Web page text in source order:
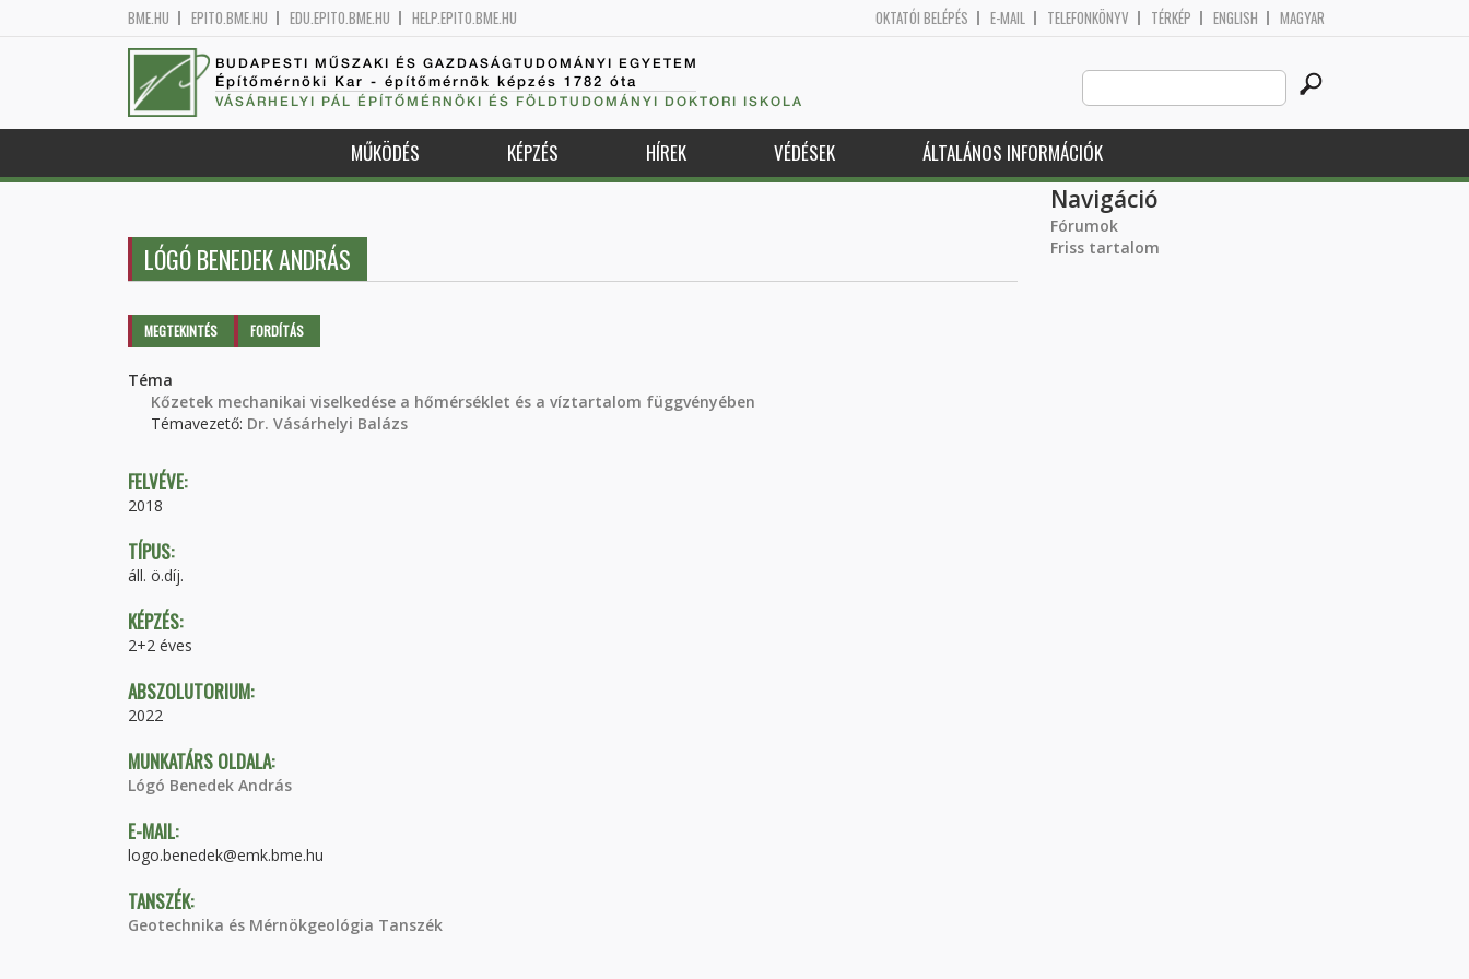
BME.HU EPITO.BME.HU EDU.EPITO.BME.HU HELP.EPITO.BME.HU OKTATÓI BELÉPÉS E-MAIL TELEFONKÖNYV TÉRKÉP ENGLISH MAGYAR
BUDAPESTI MŰSZAKI ÉS GAZDASÁGTUDOMÁNYI EGYETEM
Építőmérnöki Kar - építőmérnök képzés 1782 óta
VÁSÁRHELYI PÁL ÉPÍTŐMÉRNÖKI ÉS FÖLDTUDOMÁNYI DOKTORI ISKOLA
Search
this
site
MŰKÖDÉS KÉPZÉS HÍREK VÉDÉSEK ÁLTALÁNOS INFORMÁCIÓK
LÓGÓ BENEDEK ANDRÁS
Elsődleges fülek
MEGTEKINTÉS (AKTÍVFORDÍTÁS
Téma
Kőzetek mechanikai viselkedése a hőmérséklet és a víztartalom függvényében
Témavezető: Dr. Vásárhelyi Balázs
FELVÉVE:
2018
TÍPUS:
áll. ö.díj.
KÉPZÉS:
2+2 éves
ABSZOLUTORIUM:
2022
MUNKATÁRS OLDALA:
Lógó Benedek András
E-MAIL:
logo.benedek@emk.bme.hu
TANSZÉK:
Geotechnika és Mérnökgeológia Tanszék
Navigáció
Fórumok
Friss tartalom